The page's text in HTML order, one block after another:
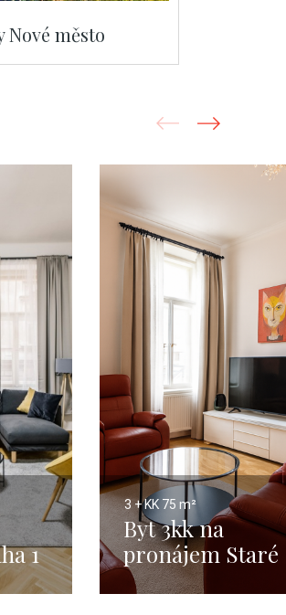
město
1
3 + KK 75 m²
Byt 3kk na
pronájem Staré
Město - 75 m2